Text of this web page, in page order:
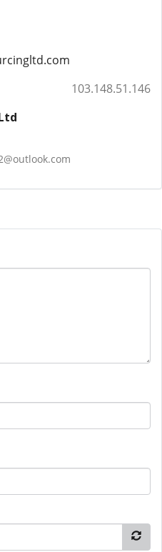
103.148.51.146